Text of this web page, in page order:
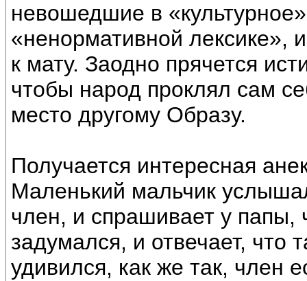
невошедшие в
«ненормативной лексике»,
к мату. Заодно прячется
чтобы народ проклял сам
место другому Образу.
Получается интересная
Маленький мальчик
член, и спрашивает у папы,
задумался, и отвечает, что
удивился, как же так, член